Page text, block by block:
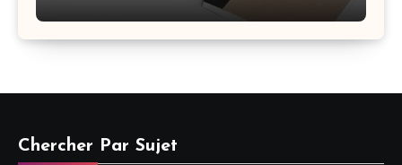
Chercher Par Sujet